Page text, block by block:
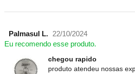
Palmasul L.
22/10/2024
Eu recomendo esse produto.
chegou rapido
produto atendeu nossas